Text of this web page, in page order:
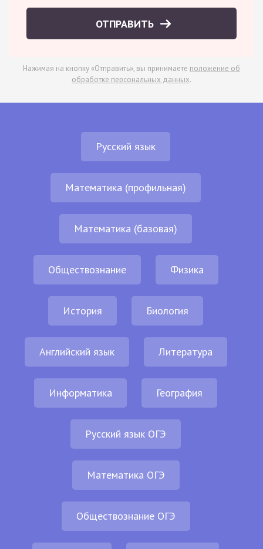
ОТПРАВИТЬ
Нажимая на кнопку «Отправить», вы принимаете положение об
обработке персональных данных.
Русский язык
Математика (профильная)
Математика (базовая)
Обществознание Физика
История Биология
Английский язык Литература
Информатика География
Русский язык ОГЭ
Математика ОГЭ
Обществознание ОГЭ